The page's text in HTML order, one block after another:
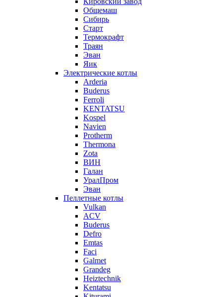
Общемаш
Сибирь
Старт
Термокрафт
Траян
Эван
Яик
Электрические котлы
Arderia
Buderus
Ferroli
KENTATSU
Kospel
Navien
Protherm
Thermona
Zota
ВИН
Галан
УралПром
Эван
Пеллетные котлы
Vulkan
ACV
Buderus
Defro
Emtas
Faci
Galmet
Grandeg
Heiztechnik
Kentatsu